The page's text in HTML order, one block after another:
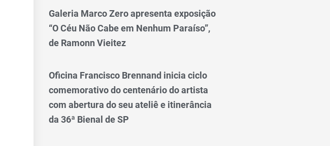
Galeria Marco Zero apresenta exposição
“O Céu Não Cabe em Nenhum Paraíso”,
de Ramonn Vieitez
Oficina Francisco Brennand inicia ciclo
comemorativo do centenário do artista
com abertura do seu ateliê e itinerância
da 36ª Bienal de SP